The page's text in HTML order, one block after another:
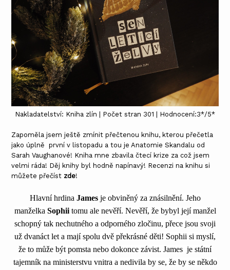
Nakladatelství: Kniha zlín | Počet stran 301 | Hodnocení:3*/5*
Zapoměla jsem ještě zmínit přečtenou knihu, kterou přečetla
jako úplně první v listopadu a tou je Anatomie Skandalu od
Sarah Vaughanové! Kniha mne zbavila čtecí krize za což jsem
velmi ráda! Děj knihy byl hodně napínavý! Recenzi na knihu si
můžete přečíst zde!
Hlavní hrdina Jamesje obviněný za znásilnění. Jeho
manželka Sophiitomu ale nevěří. Nevěří, že bybyl její manžel
schopný tak nechutného a odporného zločinu, přece jsou svoji
už dvanáct let a mají spolu dvě překrásné děti! Sophii si myslí,
že to může být pomsta nebo dokonce závist. James je státní
tajemník na ministerstvu vnitra a nedivila by se, že by se někdo